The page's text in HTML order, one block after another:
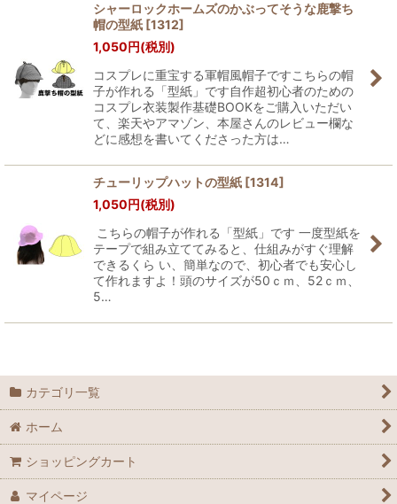
シャーロックホームズのかぶってそうな鹿撃ち
帽の型紙 [1312]
1,050円(税別)
コスプレに重宝する軍帽風帽子ですこちらの帽
子が作れる「型紙」です自作超初心者のための
コスプレ衣装製作基礎BOOKをご購入いただい
て、楽天やアマゾン、本屋さんのレビュー欄な
どに感想を書いてくださった方は…
チューリップハットの型紙 [1314]
1,050円(税別)
こちらの帽子が作れる「型紙」です 一度型紙を
テープで組み立ててみると、仕組みがすぐ理解
できるくら い、簡単なので、初心者でも安心し
て作れますよ！頭のサイズが50ｃｍ、52ｃｍ、
5…
カテゴリ一覧
ホーム
ショッピングカート
マイページ